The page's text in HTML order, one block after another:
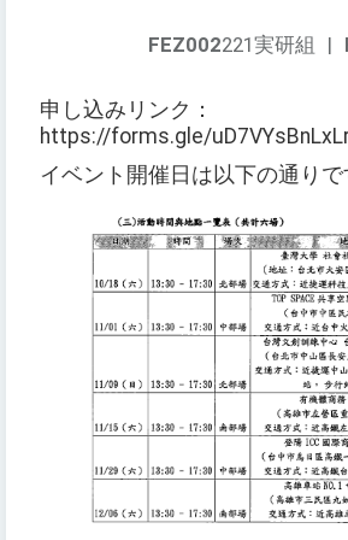
FEZ002221実研組 |
申し込みリンク：
https://forms.gle/
イベント開催日は以下の通りで